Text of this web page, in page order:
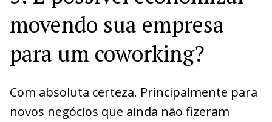
movendo sua empresa
para um coworking?
Com absoluta certeza. Principalmente para
novos negócios que ainda não fizeram